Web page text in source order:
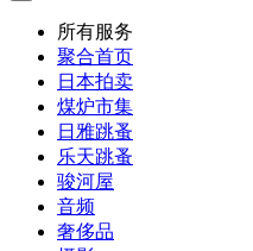
所有服务
聚合首页
日本拍卖
煤炉市集
日雅跳蚤
乐天跳蚤
骏河屋
音频
奢侈品